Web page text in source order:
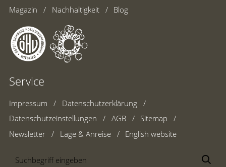
Magazin
Nachhaltigkeit Blog
Service
Impressum
Datenschutzerklärung
Datenschutzeinstellungen
AGB
Sitemap
Newsletter
Lage & Anreise English website
Suchbegriff